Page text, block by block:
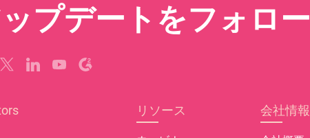
+
1
プデートをフォロー
リソース 会社情報